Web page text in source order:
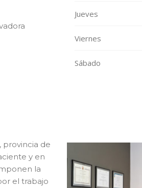
Jueves
Viernes
Sábado
provincia de
y en
la
el trabajo